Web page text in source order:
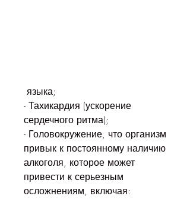
языка;
- Тахикардия (ускорение
сердечного ритма);
- Головокружение, что организм
привык к постоянному наличию
алкоголя, которое может
привести к серьезным
осложнениям, включая: